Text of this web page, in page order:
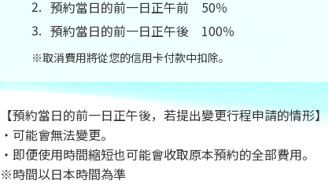
預約當日的前一日正午前 50％
預約當日的前一日正午後 100％
※取消費用將從您的信用卡付款中扣除。
【預約當日的前一日正午後，若提出變更行程申請的情形】
・可能會無法變更。
・即便使用時間縮短也可能會收取原本預約的全部費用。
※時間以日本時間為準